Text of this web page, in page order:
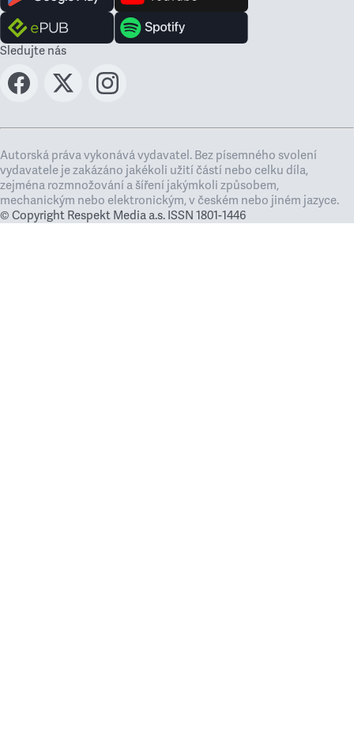
Sledujte nás
Autorská práva vykonává vydavatel. Bez písemného svolení
vydavatele je zakázáno jakékoli užití částí nebo celku díla,
zejména rozmnožování a šíření jakýmkoli způsobem,
mechanickým nebo elektronickým, v českém nebo jiném jazyce.
© Copyright Respekt Media a.s. ISSN 1801-1446